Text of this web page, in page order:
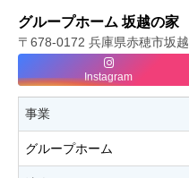
グループホーム 坂越の家
〒678-0172 兵庫県赤穂市坂
Instagram
事業
グループホーム